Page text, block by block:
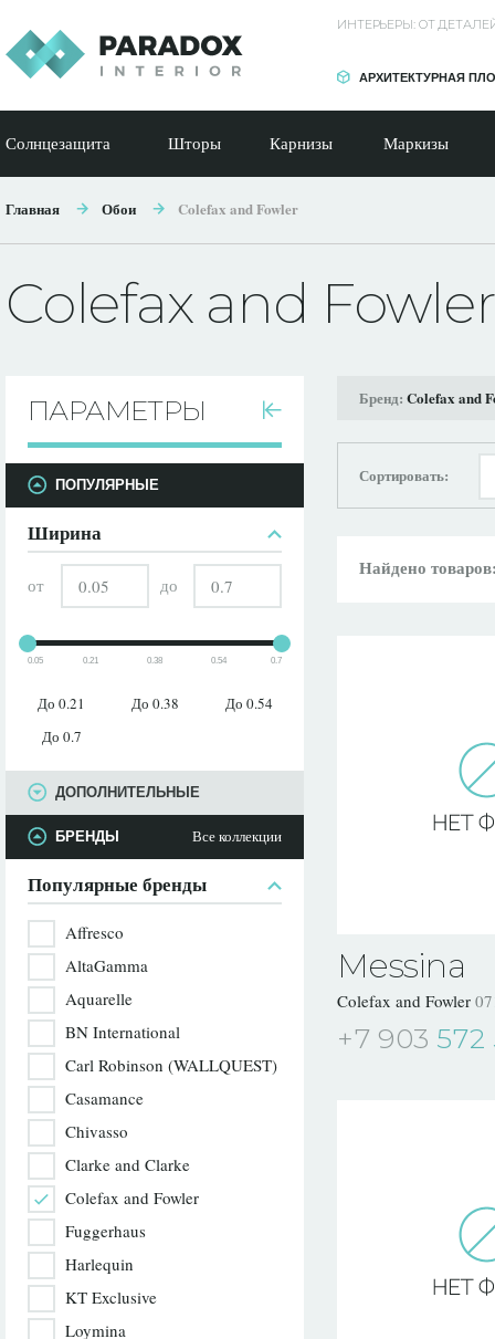
ИНТЕРЬЕРЫ: ОТ
АРХИТЕКТУРНАЯ
Солнцезащита Шторы Карнизы Маркизы
Главная Обои Colefax and Fowler
Colefax and Fowler
ПАРАМЕТРЫ
ПАРАМЕТРЫ
ПОПУЛЯРНЫЕ
Ширина
от до
0.05 0.21 0.38 0.54 0.7
До 0.21 До 0.38
До 0.54
До 0.7
ДОПОЛНИТЕЛЬНЫЕ
БРЕНДЫ
Популярные бренды
Affresco
AltaGamma
Aquarelle
BN International
Carl Robinson (WALLQUEST)
Casamance
Chivasso
Clarke and Clarke
Colefax and Fowler
Fuggerhaus
Harlequin
KT Exclusive
Loymina
Все коллекции
Бренд: Colefax and
Сортировать:
Найдено
Messina
Colefax and Fowler
+7 903 572